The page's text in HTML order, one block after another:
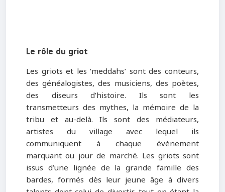
Le rôle du griot
Les griots et les ‘meddahs’ sont des conteurs,
des généalogistes, des musiciens, des poètes,
des diseurs d’histoire. Ils sont les
transmetteurs des mythes, la mémoire de la
tribu et au-delà. Ils sont des médiateurs,
artistes du village avec lequel ils
communiquent à chaque évènement
marquant ou jour de marché. Les griots sont
issus d’une lignée de la grande famille des
bardes, formés dès leur jeune âge à divers